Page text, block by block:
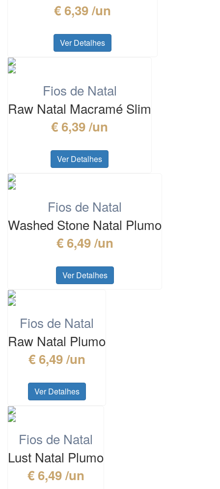
€ 6,39 /un
Ver Detalhes
Fios de Natal
Raw Natal Macramé Slim
€ 6,39 /un
Ver Detalhes
Fios de Natal
Washed Stone Natal Plumo
€ 6,49 /un
Ver Detalhes
Fios de Natal
Raw Natal Plumo
€ 6,49 /un
Ver Detalhes
Fios de Natal
Lust Natal Plumo
€ 6,49 /un